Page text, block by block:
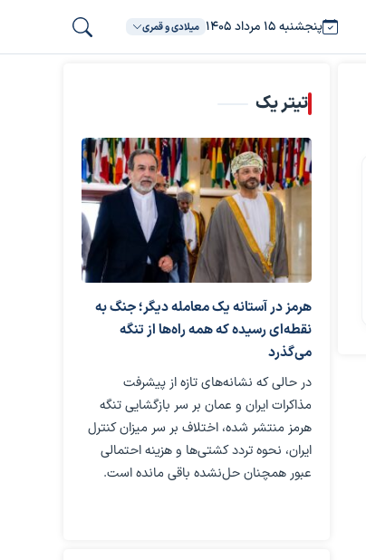
پنجشنبه ۱۵ مرداد ۱۴۰۵ میلادی و قمری
تیتر یک
هرمز در آستانه یک معامله دیگر؛ جنگ به
نقطه‌ای رسیده که همه راه‌ها از تنگه
می‌گذرد
در حالی که نشانه‌های تازه از پیشرفت
مذاکرات ایران و عمان بر سر بازگشایی تنگه
هرمز منتشر شده، اختلاف بر سر میزان کنترل
ایران، نحوه تردد کشتی‌ها و هزینه احتمالی
عبور همچنان حل‌نشده باقی مانده است.